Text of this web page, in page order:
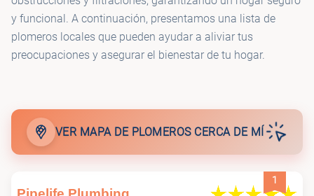
🚰 Miami Dade Plumbing
🚰
🚰 Benjamin Franklin Plumbing of Miami
y funcional. A continuación, presentamos una lista de
plomeros locales que pueden ayudar a aliviar tus
preocupaciones y asegurar el bienestar de tu hogar.
VER MAPA DE PLOMEROS CERCA DE MÍ
1